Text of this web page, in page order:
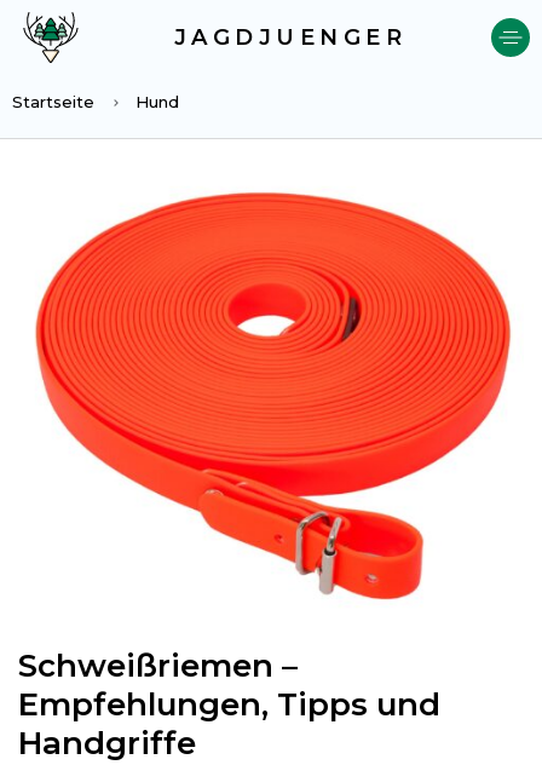
JAGDJUENGER
Startseite Hund
Schweißriemen –
Empfehlungen, Tipps und
Handgriffe